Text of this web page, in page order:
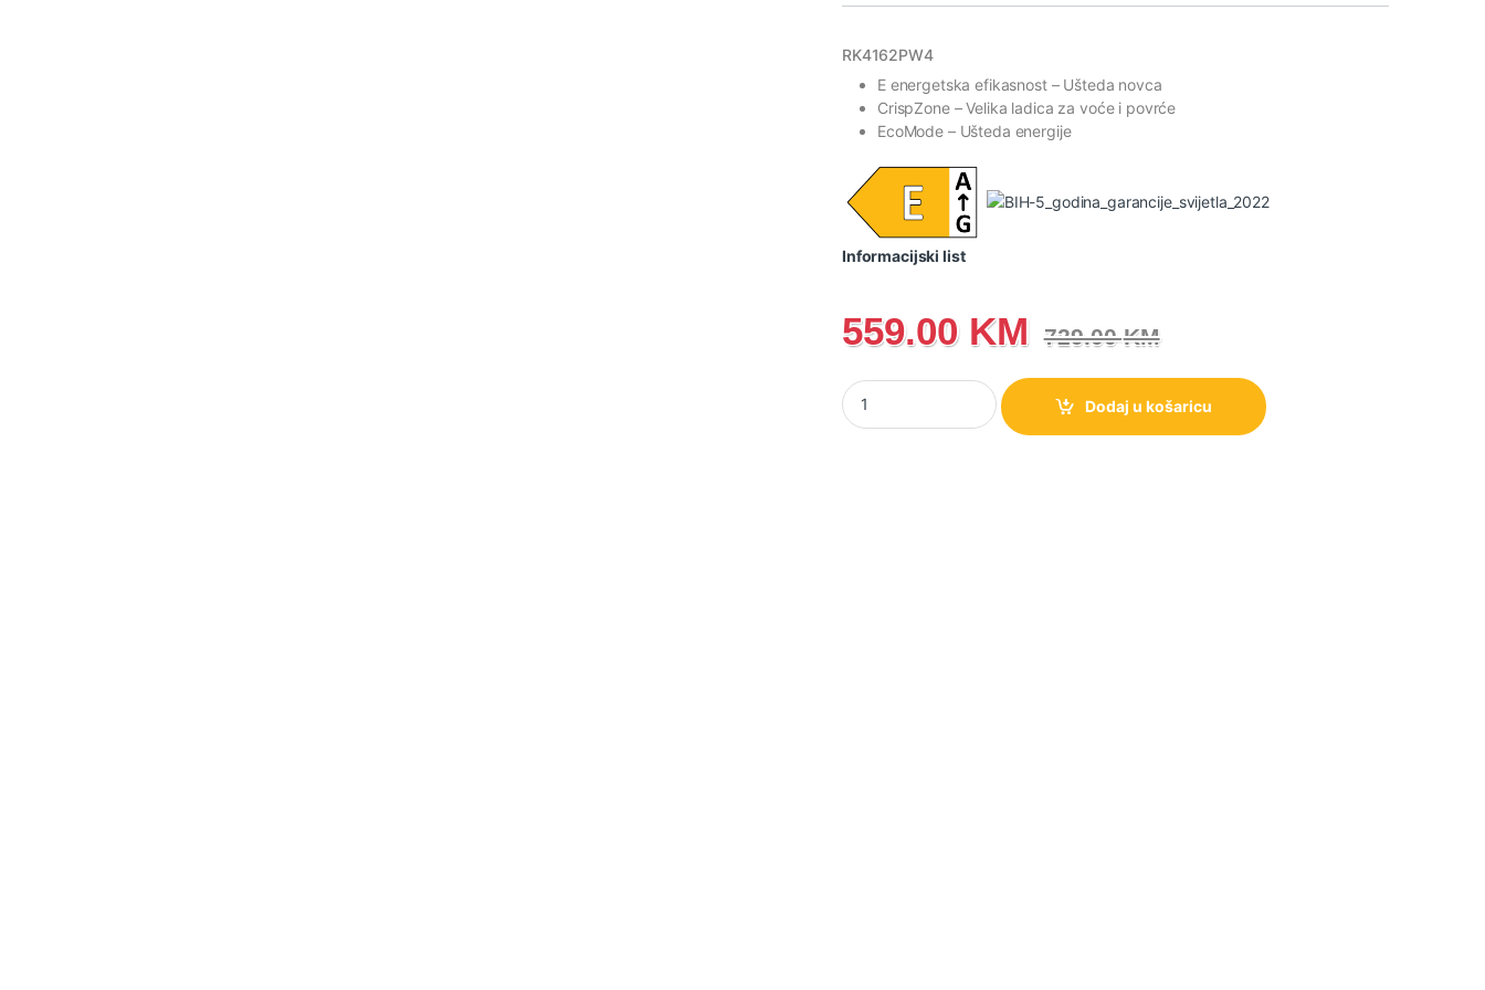
RK4162PW4
E energetska efikasnost – Ušteda novca
CrispZone – Velika ladica za voće i povrće
EcoMode – Ušteda energije
Informacijski list
559.00 KM 729.00KM
RK4162PW4 Gorenje Kombinovani frižider,161.3 x 55 x 55.7 cm, Bijela količina
Dodaj u košaricu